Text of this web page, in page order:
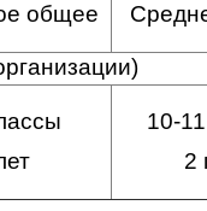
общее
10-
2